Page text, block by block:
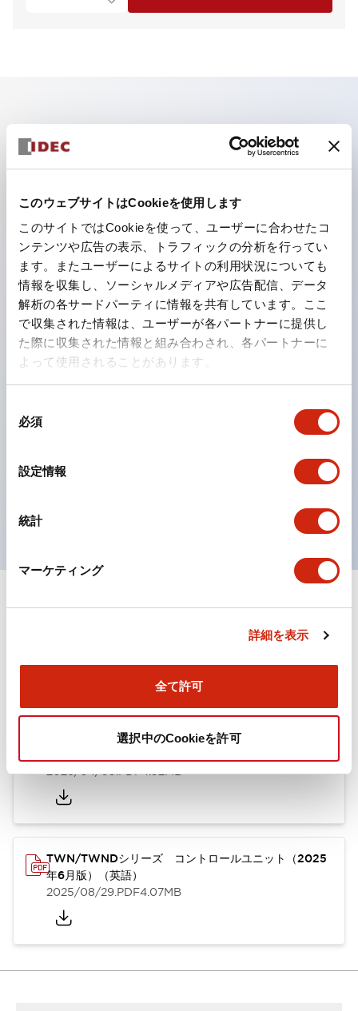
このウェブサイトはCookieを使用します
このサイトではCookieを使って、ユーザーに合わせたコ
ンテンツや広告の表示、トラフィックの分析を行ってい
ます。またユーザーによるサイトの利用状況についても
情報を収集し、ソーシャルメディアや広告配信、データ
解析の各サードパーティに情報を共有しています。ここ
で収集された情報は、ユーザーが各パートナーに提供し
た際に収集された情報と組み合わされ、各パートナーに
よって使用されることがあります。
必須
設定情報
統計
マーケティング
詳細を表示
全て許可
選択中のCookieを許可
主な特長
照光ユニットの低電圧タイプ（6～24Vタイプ）は
2026年1月より新カタログモデルの製品に順次切り替え
予定
パネルへの取付強度が要求される用途や北米向け機械な
どに適した亜鉛ダイカストタイプ
フィンガープロテクション構造、ねじアップ端子構造、
保護構造IP20に対応したHW-U形コンタクトブロック
を搭載。
高電圧タイプのLED球が搭載可能になり、ダイレクト
タイプの定格使用電圧が最大240Vまで対応可能になり
ました。
ひとつで6色の役をこなすLED球（LSRD球）。これま
で色ごとに分かれていたLED球を、1色のLED球で各色
UL、CSA、TÜV、CCC認証品。
TWN/TWNDシリーズ コントロールユニット（2025
2026/04/09.PDF4.92MB
TWN/TWNDシリーズ コントロールユニット（2025
年6月版）（英語）
2025/08/29.PDF4.07MB